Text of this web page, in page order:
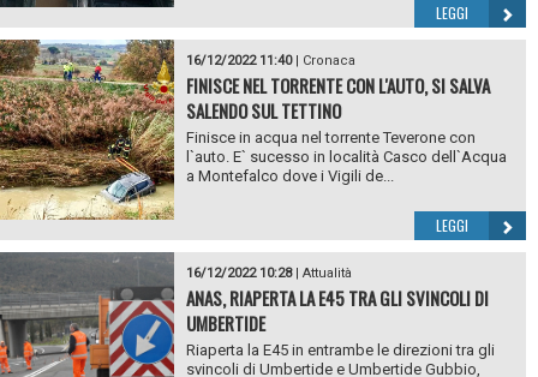
LEGGI
16/12/2022 11:40| Cronaca
FINISCE NEL TORRENTE CON L'AUTO, SI SALVA
SALENDO SUL TETTINO
Finisce in acqua nel torrente Teverone con
l`auto. E` sucesso in località Casco dell`Acqua
a Montefalco dove i Vigili de...
LEGGI
16/12/2022 10:28| Attualità
ANAS, RIAPERTA LA E45 TRA GLI SVINCOLI DI
UMBERTIDE
Riaperta la E45 in entrambe le direzioni tra gli
svincoli di Umbertide e Umbertide Gubbio,